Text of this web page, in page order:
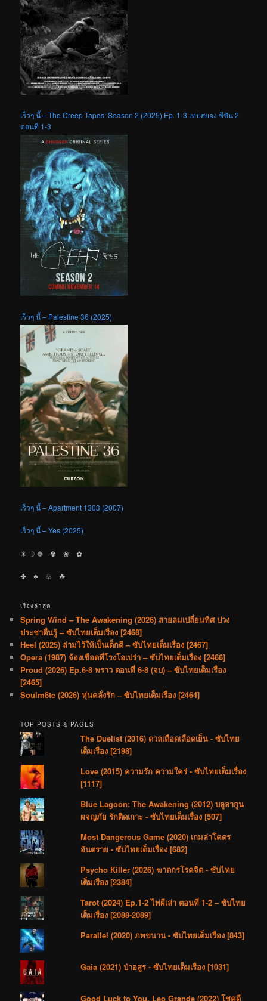
เร็วๆ นี้ – The Creep Tapes: Season 2 (2025) Ep. 1-3 เทปสยอง ซีซัน 2
ตอนที่ 1-3
เร็วๆ นี้ – Palestine 36 (2025)
เร็วๆ นี้ – Apartment 1303 (2007)
เร็วๆ นี้ – Yes (2025)
☀︎ ☽ ❁ ✾ ❀ ✿
✤ ♣︎ ♧ ☘︎
เรื่องล่าสุด
Spring Wind – The Awakening (2026) สายลมเปลี่ยนทิศ ปวง
ประชาตื่นรู้ – ซับไทยเต็มเรื่อง [2468]
Heel (2025) ล่ามไว้ให้เป็นเด็กดี – ซับไทยเต็มเรื่อง [2467]
Opera (1987) จ้องเชือดที่โรงโอเปร่า – ซับไทยเต็มเรื่อง [2466]
Proud (2026) Ep.6-8 พราว ตอนที่ 6-8 (จบ) – ซับไทยเต็มเรื่อง
[2465]
Soulm8te (2026) หุ่นคลั่งรัก – ซับไทยเต็มเรื่อง [2464]
TOP POSTS & PAGES
The Duelist (2016) ดวลเดือดเลือดเย็น - ซับไทย
เต็มเรื่อง [2198]
Love (2015) ความรัก ความใคร่ - ซับไทยเต็มเรื่อง
[1117]
Blue Lagoon: The Awakening (2012) บลูลากูน
ผจญภัย รักติดเกาะ - ซับไทยเต็มเรื่อง [507]
Most Dangerous Game (2020) เกมล่าโคตร
อันตราย - ซับไทยเต็มเรื่อง [682]
Psycho Killer (2026) ฆาตกรโรคจิต - ซับไทย
เต็มเรื่อง [2384]
Tarot (2024) Ep.1-2 ไพ่ผีเล่า ตอนที่ 1-2 – ซับไทย
เต็มเรื่อง [2088-2089]
Parallel (2020) ภพขนาน - ซับไทยเต็มเรื่อง [843]
Gaia (2021) ป่าอสูร - ซับไทยเต็มเรื่อง [1031]
Good Luck to You, Leo Grande (2022) โชคดี